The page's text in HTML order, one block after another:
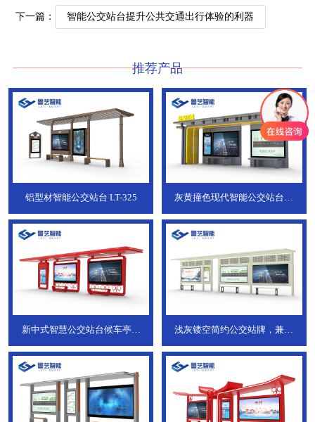
下一篇： 智能公交站台提升公共交通出行体验的利器
推荐产品
铝型材智能公交站台 LT-325
灰黄撞色现代智能公交站台，
新中式智慧公交站台候车亭，
浅灰镂空简约公交站牌，兼具